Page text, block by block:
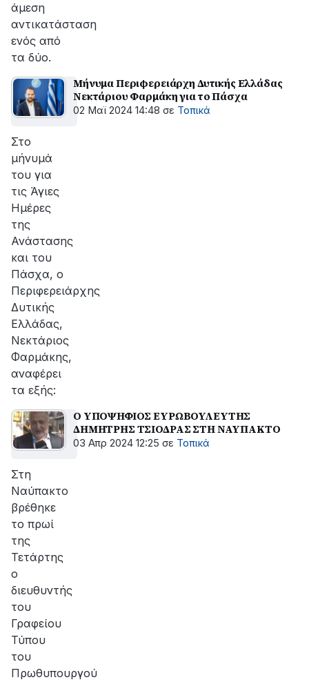
άμεση
αντικατάσταση
ενός από
τα δύο.
Μήνυμα Περιφερειάρχη Δυτικής Ελλάδας
Νεκτάριου Φαρμάκη για το Πάσχα
02 Μαϊ 2024 14:48 σε Τοπικά
Στο
μήνυμά
του για
τις Άγιες
Ημέρες
της
Ανάστασης
και του
Πάσχα, ο
Περιφερειάρχης
Δυτικής
Ελλάδας,
Νεκτάριος
Φαρμάκης,
αναφέρει
τα εξής:
Ο ΥΠΟΨΗΦΙΟΣ ΕΥΡΩΒΟΥΛΕΥΤΗΣ
ΔΗΜΗΤΡΗΣ ΤΣΙΟΔΡΑΣ ΣΤΗ ΝΑΥΠΑΚΤΟ
03 Απρ 2024 12:25 σε Τοπικά
Στη
Ναύπακτο
βρέθηκε
το πρωί
της
Τετάρτης
ο
διευθυντής
του
Γραφείου
Τύπου
του
Πρωθυπουργού